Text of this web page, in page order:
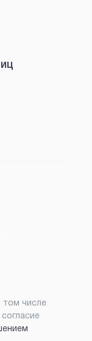
том числе